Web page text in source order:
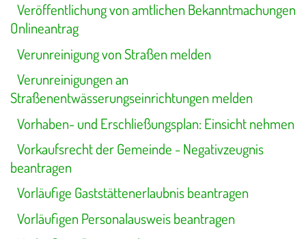
Veröffentlichung von amtlichen Bekanntmachungen
Onlineantrag
Verunreinigung von Straßen melden
Verunreinigungen an
Straßenentwässerungseinrichtungen melden
Vorhaben- und Erschließungsplan: Einsicht nehmen
Vorkaufsrecht der Gemeinde - Negativzeugnis
beantragen
Vorläufige Gaststättenerlaubnis beantragen
Vorläufigen Personalausweis beantragen